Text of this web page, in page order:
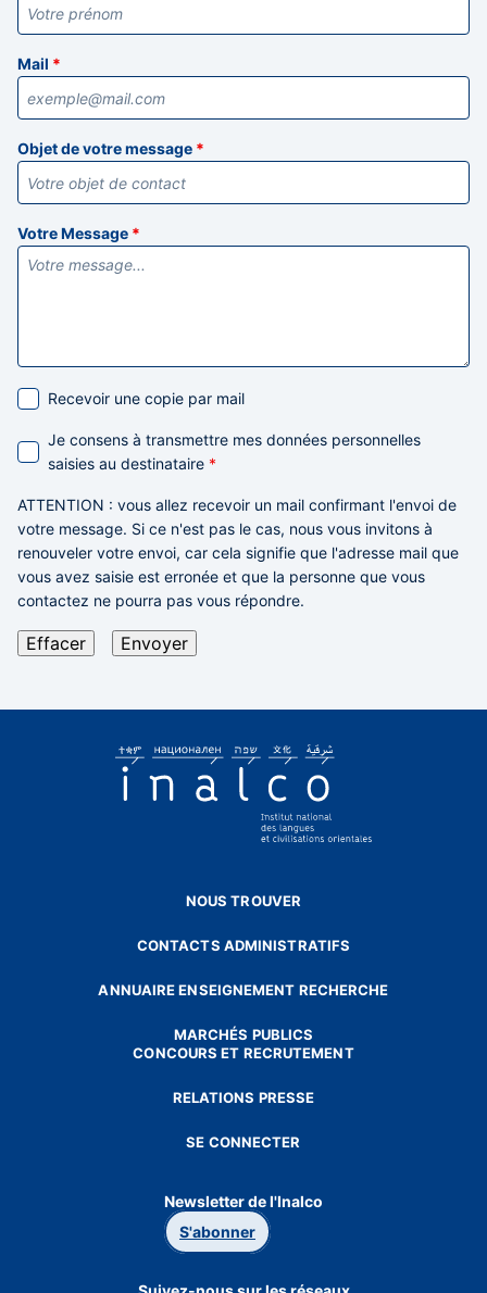
Mail *
Objet de votre message *
Votre Message *
Recevoir une copie par mail
Je consens à transmettre mes données personnelles
saisies au destinataire *
ATTENTION : vous allez recevoir un mail confirmant l'envoi de
votre message. Si ce n'est pas le cas, nous vous invitons à
renouveler votre envoi, car cela signifie que l'adresse mail que
vous avez saisie est erronée et que la personne que vous
contactez ne pourra pas vous répondre.
NOUS TROUVER
CONTACTS ADMINISTRATIFS
ANNUAIRE ENSEIGNEMENT RECHERCHE
MARCHÉS PUBLICS
CONCOURS ET RECRUTEMENT
RELATIONS PRESSE
SE CONNECTER
Newsletter de l'Inalco
S'abonner